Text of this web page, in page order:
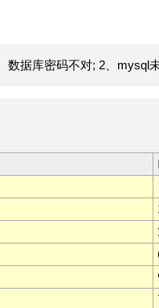
据库密码不对; 2、mysql未